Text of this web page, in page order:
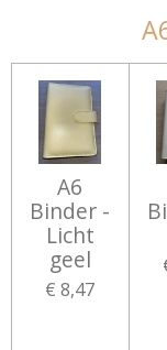
A6
Binder -
Licht
geel
€ 8,47